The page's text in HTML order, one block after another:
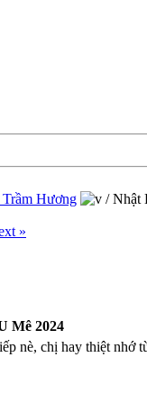
Trầm Hương /Nhật
»
Mê 2024
nè, chị hay thiệt nhớ